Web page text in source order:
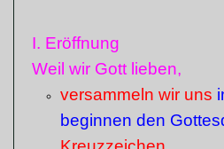
I. Eröffnung
Weil wir Gott lieben,
versammeln wir uns
beginnen den